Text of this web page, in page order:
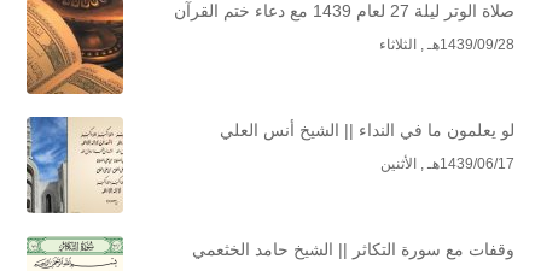
صلاة الوتر ليلة 27 لعام 1439 مع دعاء ختم القرآن
1439/09/28هـ , الثلاثاء
لو يعلمون ما في النداء || الشيخ أنس العلي
1439/06/17هـ , الأثنين
وقفات مع سورة التكاثر || الشيخ حامد الخثعمي